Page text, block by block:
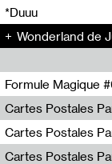
*Duuu
Wonderland de Julia
Formule Magique
Nathalie
Cartes Postales
Zoé Leroux
Cartes Postales
Aurore Portales
Cartes Postales
00
00